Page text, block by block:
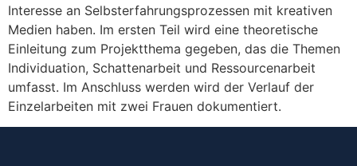
Interesse an Selbsterfahrungsprozessen mit kreativen
Medien haben. Im ersten Teil wird eine theoretische
Einleitung zum Projektthema gegeben, das die Themen
Individuation, Schattenarbeit und Ressourcenarbeit
umfasst. Im Anschluss werden wird der Verlauf der
Einzelarbeiten mit zwei Frauen dokumentiert.